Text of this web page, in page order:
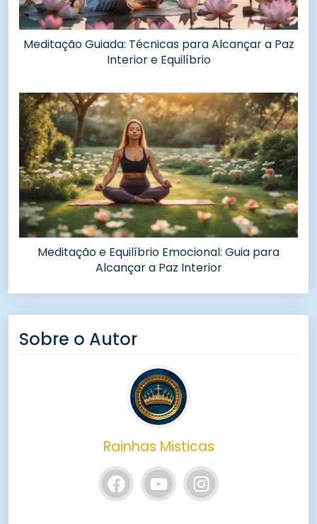
Meditação Guiada: Técnicas para Alcançar a Paz
Interior e Equilíbrio
Meditação e Equilíbrio Emocional: Guia para
Alcançar a Paz Interior
Sobre o Autor
Rainhas Misticas